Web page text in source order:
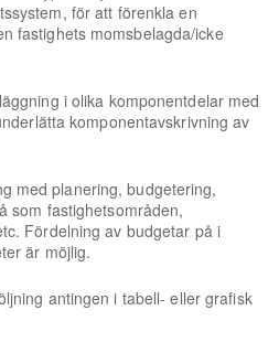
för att förenkla en
fastighets momsbelagda/icke
i olika komponentdelar med
komponentavskrivning av
med planering, budgetering,
som fastighetsområden,
Fördelning av budgetar på i
är möjlig.
antingen i tabell- eller grafisk